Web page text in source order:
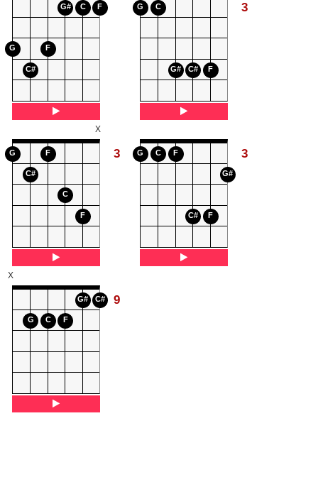
G
C#
F
G# C F G C
G# C# F
3
G
C#
F
C
F
X
3 G C F
C# F
G#
3
G C F
G# C#
X
9